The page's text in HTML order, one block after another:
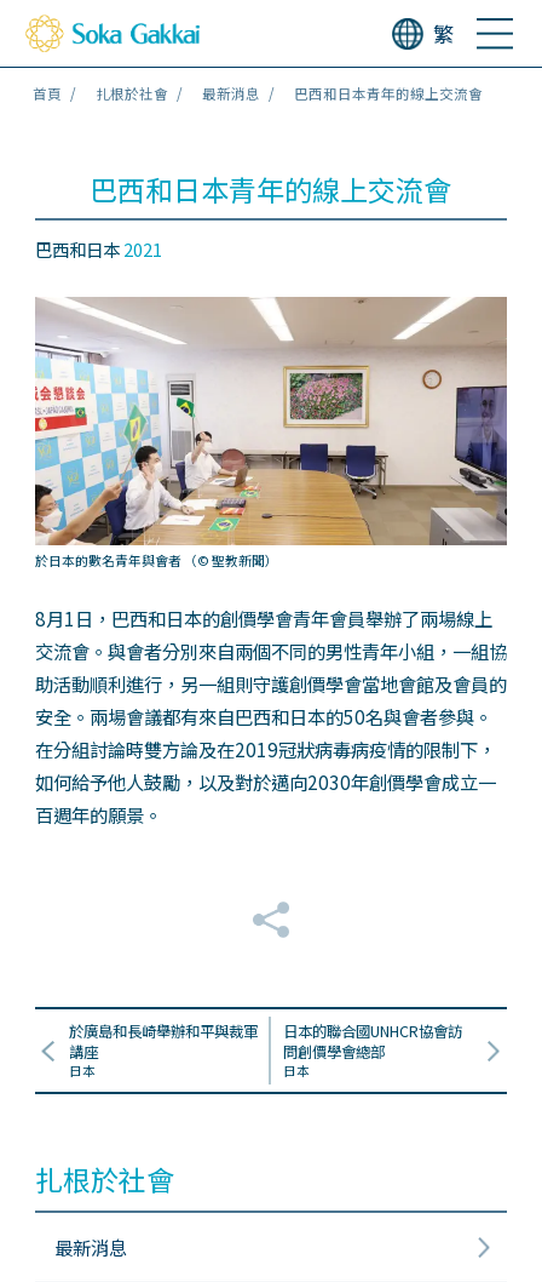
繁
首頁 扎根於社會 最新消息 巴西和日本青年的線上交流會
巴西和日本青年的線上交流會
巴西和日本2021
於日本的數名青年與會者 （© 聖教新聞）
8月1日，巴西和日本的創價學會青年會員舉辦了兩場線上
交流會。與會者分別來自兩個不同的男性青年小組，一組協
助活動順利進行，另一組則守護創價學會當地會館及會員的
安全。兩場會議都有來自巴西和日本的50名與會者參與。
在分組討論時雙方論及在2019冠狀病毒病疫情的限制下，
如何給予他人鼓勵，以及對於邁向2030年創價學會成立一
百週年的願景。
於廣島和長崎舉辦和平與裁軍
講座
日本
日本的聯合國UNHCR協會訪
問創價學會總部
日本
扎根於社會
最新消息